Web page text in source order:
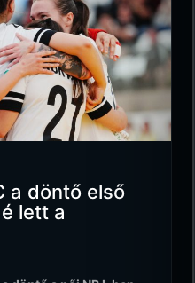
a döntő első
lett a